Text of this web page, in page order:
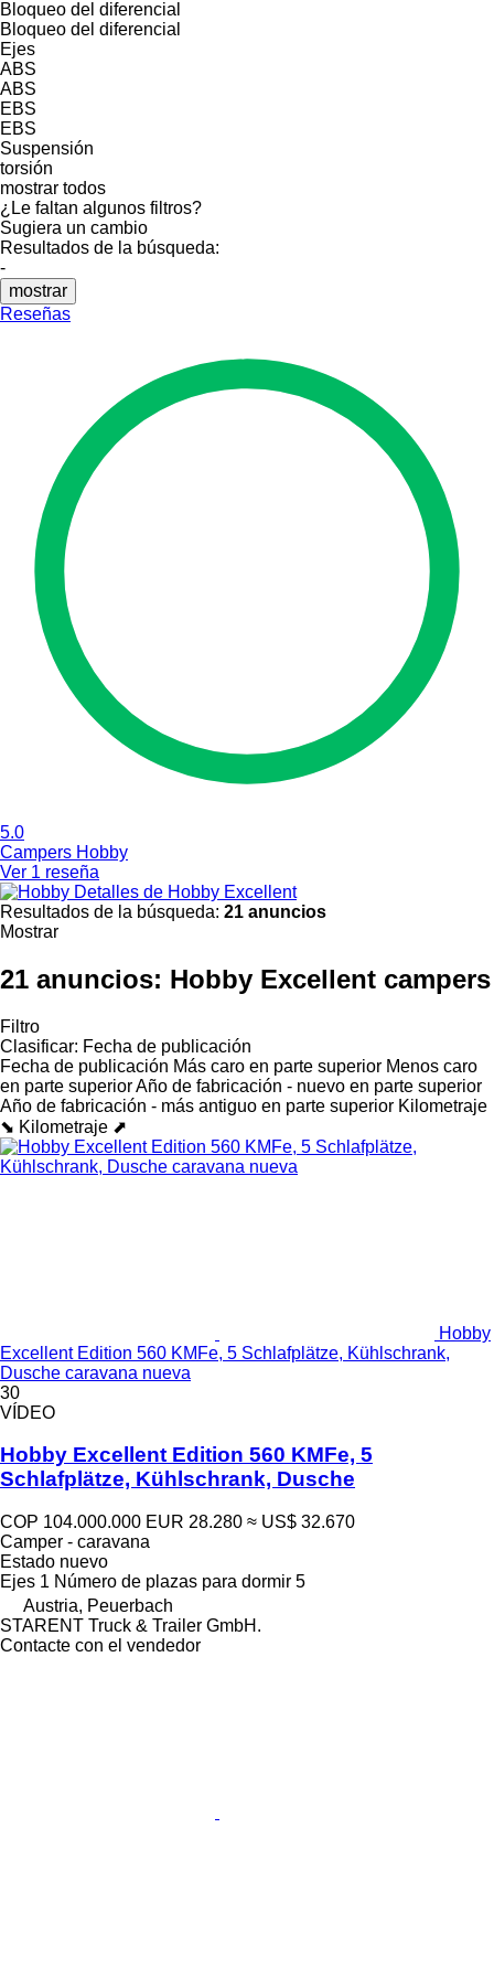
Bloqueo del diferencial
Bloqueo del diferencial
Ejes
ABS
ABS
EBS
EBS
Suspensión
torsión
mostrar todos
¿Le faltan algunos filtros?
Sugiera un cambio
Resultados de la búsqueda:
-
mostrar
Reseñas
5.0
Campers Hobby
Ver 1 reseña
Detalles de Hobby Excellent
Resultados de la búsqueda: 21 anuncios
Mostrar
21 anuncios: Hobby Excellent campers
Filtro
Clasificar: Fecha de publicación
Fecha de publicación Más caro en parte superior Menos caro
en parte superiorAño de fabricación - nuevo en parte superior
Año de fabricación - más antiguo en parte superior Kilometraje
⬊ Kilometraje ⬈
Hobby
Excellent Edition 560 KMFe, 5 Schlafplätze, Kühlschrank,
Dusche caravana nueva
30
VÍDEO
Hobby Excellent Edition 560 KMFe, 5
Schlafplätze, Kühlschrank, Dusche
COP 104.000.000 EUR 28.280 ≈ US$ 32.670
Camper - caravana
Estado nuevo
Ejes 1 Número de plazas para dormir 5
Austria, Peuerbach
STARENT Truck & Trailer GmbH.
Contacte con el vendedor